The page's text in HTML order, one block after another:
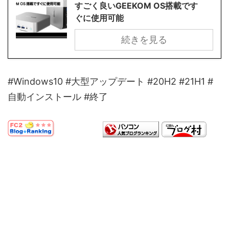
すごく良いGEEKOM OS搭載です
ぐに使用可能
続きを見る
#Windows10 #大型アップデート #20H2 #21H1 #
自動インストール #終了